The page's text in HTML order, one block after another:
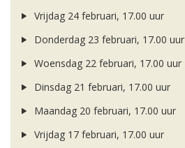
Vrijdag 24 februari, 17.00 uur
Donderdag 23 februari, 17.00 uur
Woensdag 22 februari, 17.00 uur
Dinsdag 21 februari, 17.00 uur
Maandag 20 februari, 17.00 uur
Vrijdag 17 februari, 17.00 uur